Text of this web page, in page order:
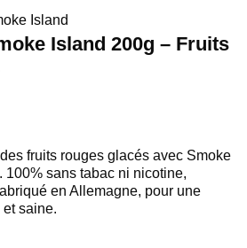
Island
Island 200g – Fruits
fruits rouges glacés avec Smoke
100% sans tabac ni nicotine,
en Allemagne, pour une
saine.